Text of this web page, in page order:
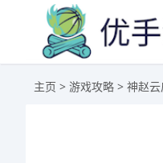
主页 > 游戏攻略 > 神赵